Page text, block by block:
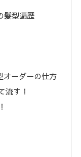
髪型遍歴
オーダーの仕方
流す！